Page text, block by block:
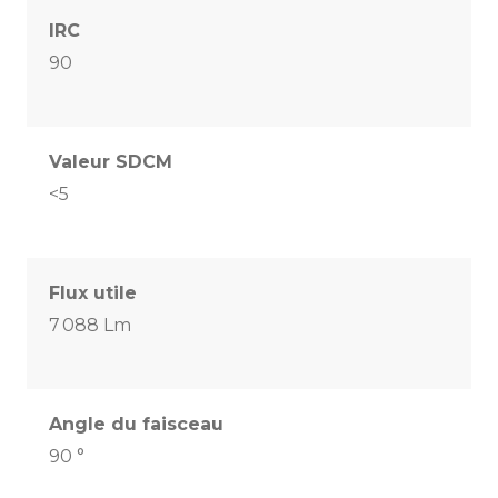
IRC
90
Valeur SDCM
<5
Flux utile
7 088 Lm
Angle du faisceau
90 °